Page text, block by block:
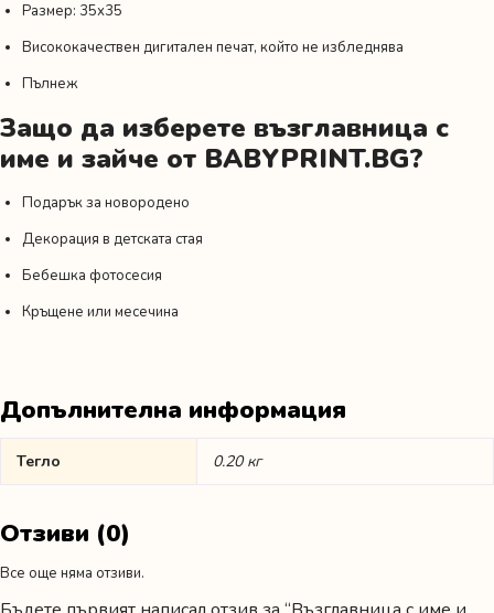
Размер: 35х35
Висококачествен дигитален печат, който не избледнява
Пълнеж
Защо да изберете възглавница с
име и зайче от BABYPRINT.BG?
Подарък за новородено
Декорация в детската стая
Бебешка фотосесия
Кръщене или месечинa
Допълнителна информация
Тегло 0.20 кг
Отзиви (0)
Все още няма отзиви.